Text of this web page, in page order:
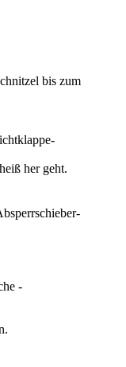
bis zum
her geht.